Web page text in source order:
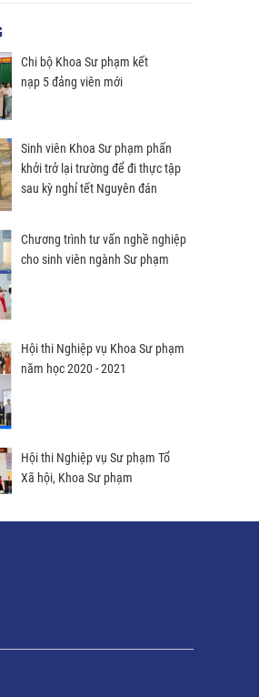
Chi bộ Khoa Sư phạm kết
nạp 5 đảng viên mới
Sinh viên Khoa Sư phạm phấn
khởi trở lại trường để đi thực tập
sau kỳ nghỉ tết Nguyên đán
Chương trình tư vấn nghề nghiệp
cho sinh viên ngành Sư phạm
Hội thi Nghiệp vụ Khoa Sư phạm
năm học 2020 - 2021
Hội thi Nghiệp vụ Sư phạm Tổ
Xã hội, Khoa Sư phạm